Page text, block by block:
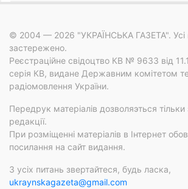
© 2004 — 2026 "УКРАЇНСЬКА ГАЗЕТА". Усі
застережено.
Реєстраційне свідоцтво КВ № 9633 від
серія КВ, видане Державним комітетом
радіомовлення України.
Передрук матеріалів дозволяэться
редакції.
При розміщенні матеріалів в Інтернет
посилання на сайт видання.
З усіх питань звертайтеся, будь ласка,
ukraynskagazeta@gmail.com